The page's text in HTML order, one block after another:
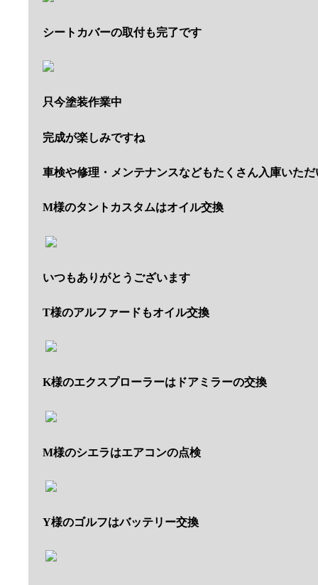
シートカバーの取付も完了です
只今塗装作業中
完成が楽しみですね
車検や修理・メンテナンスなどもたくさん入庫いた
M様のタントカスタムはオイル交換
いつもありがとうございます
T様のアルファードもオイル交換
K様のエクスプローラーはドアミラーの交換
M様のシエラはエアコンの点検
Y様のゴルフはバッテリー交換